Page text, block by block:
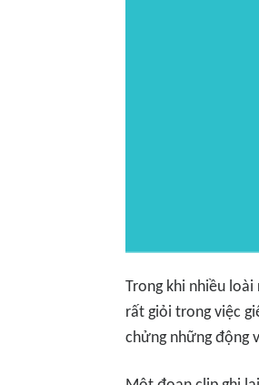
Trong khi nhiều loài
rất giỏi trong việc
chửng những động